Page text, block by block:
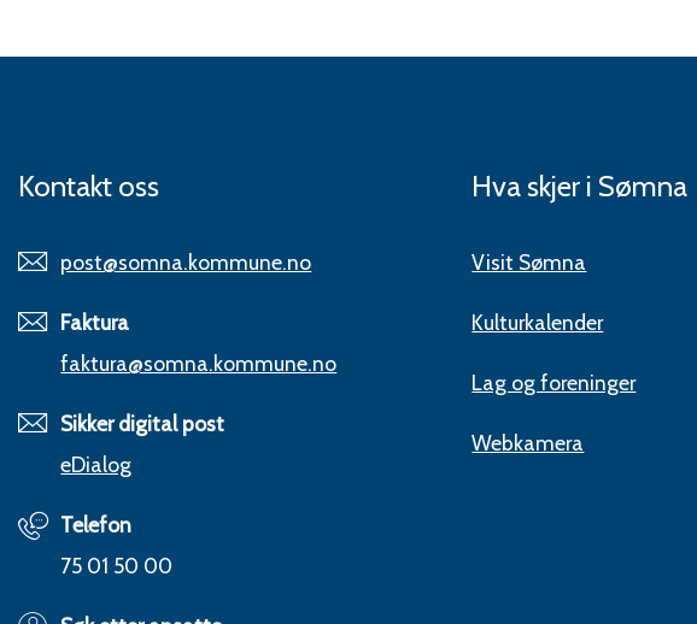
Kontakt oss
post@somna.kommune.no
Faktura
faktura@somna.kommune.no
Sikker digital post
eDialog
Telefon
75 01 50 00
Hva skjer i Sømna
Visit Sømna
Kulturkalender
Lag og foreninger
Webkamera